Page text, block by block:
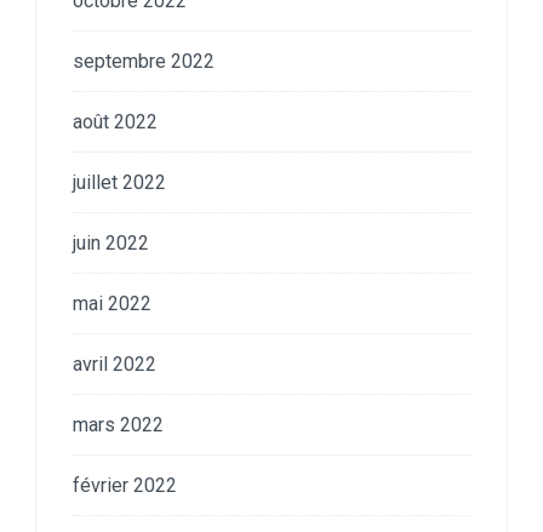
septembre 2022
août 2022
juillet 2022
juin 2022
mai 2022
avril 2022
mars 2022
février 2022